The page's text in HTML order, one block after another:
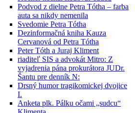
Podvod z dielne Petra Tótha – farba
auta sa nikdy nemenila
Svedomie Petra Tótha
Dezinformačná kniha Kauza
Cervanová od Petra Tótha
Peter Tóth a Juraj Kliment
riaditeľ SIS a advokát Mitro: Z
vyjadrenia pána prokurátora JUDr.
Šantu pre denník N:
Drsný humor tragikomickej dvojice
I.
Anketa plk. Pálku očami „sudcu“